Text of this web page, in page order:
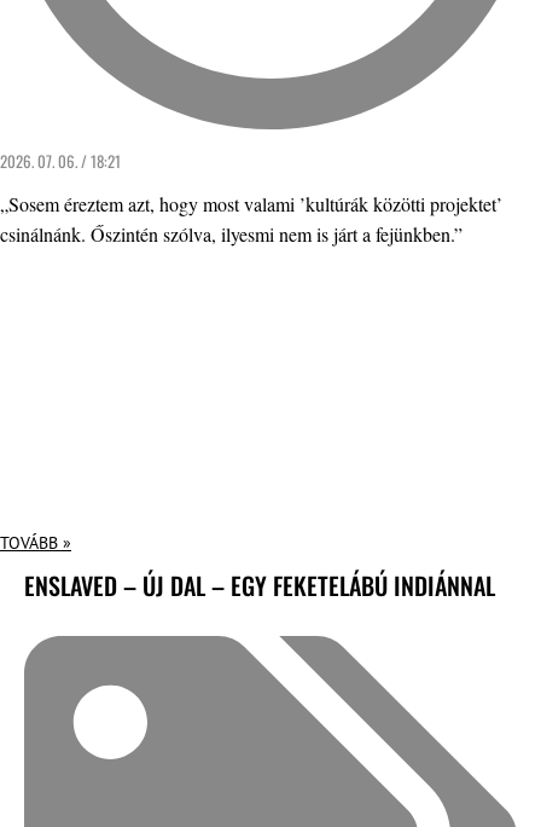
2026. 07. 06. / 18:21
„Sosem éreztem azt, hogy most valami ’kultúrák közötti projektet’
csinálnánk. Őszintén szólva, ilyesmi nem is járt a fejünkben.”
TOVÁBB »
ENSLAVED – ÚJ DAL – EGY FEKETELÁBÚ INDIÁNNAL